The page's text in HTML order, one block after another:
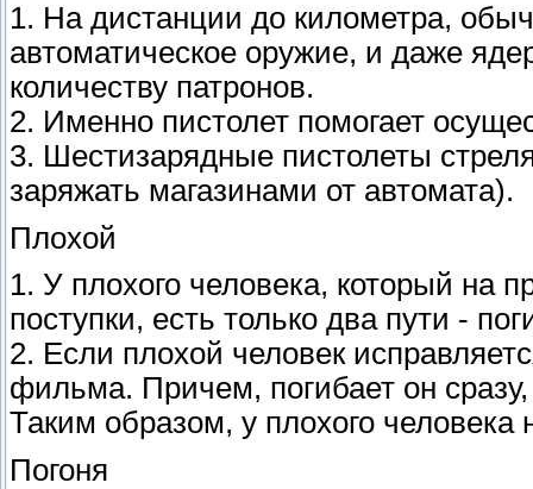
1. На дистанции до километра,
автоматическое оружие, и даже
количеству патронов.
2. Именно пистолет помогает
3. Шестизарядные пистолеты
заряжать магазинами от автомата).
Плохой
1. У плохого человека, который на
поступки, есть только два пути -
2. Если плохой человек
фильма. Причем, погибает он сразу,
Таким образом, у плохого
Погоня